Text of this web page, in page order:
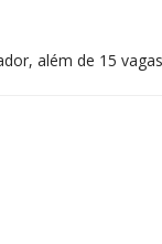
além de 15